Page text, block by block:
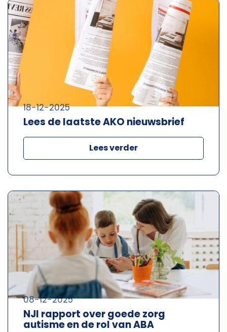
Lees de laatste AKO nieuwsbrief
18-12-2025
Lees verder
NJI rapport over goede zorg
autisme en de rol van ABA
08-12-2025